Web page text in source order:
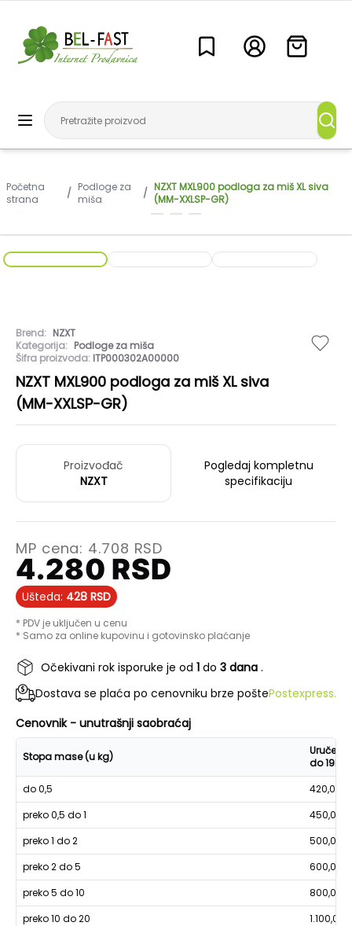
Početna
strana
/ Podloge za
miša
/ NZXT MXL900 podloga za miš XL siva
(MM-XXLSP-GR)
Brend: NZXT
Kategorija: Podloge za miša
Šifra proizvoda: ITP000302A00000
NZXT MXL900 podloga za miš XL siva
(MM-XXLSP-GR)
Proizvođač
NZXT
Pogledaj kompletnu
specifikaciju
MP cena: 4.708 RSD
4.280 RSD
Ušteda: 428 RSD
* PDV je uključen u cenu
* Samo za online kupovinu i gotovinsko plaćanje
Očekivani rok isporuke je od 1 do 3 dana .
Dostava se plaća po cenovniku brze poštePostexpress.
Cenovnik - unutrašnji saobraćaj
Stopa mase (u kg)
Uručenje
do 19h
do 0,5
420,00
preko 0,5 do 1
450,00
preko 1 do 2
500,00
preko 2 do 5
600,00
preko 5 do 10
800,00
preko 10 do 20
1.100,00